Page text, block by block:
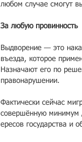
любом случае смогут
За любую провинность​
Выдворение — это
въезда, которое
Назнач­ают его по
правонарушен­ии.
Фактически сейчас
совершённую минимум
ересов государства и